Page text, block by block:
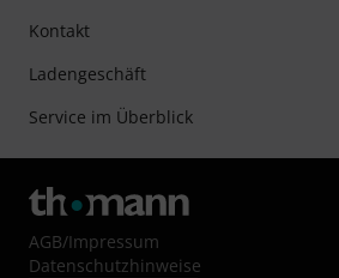
Kontakt
Ladengeschäft
Service im Überblick
AGB/Impressum
Datenschutzhinweise